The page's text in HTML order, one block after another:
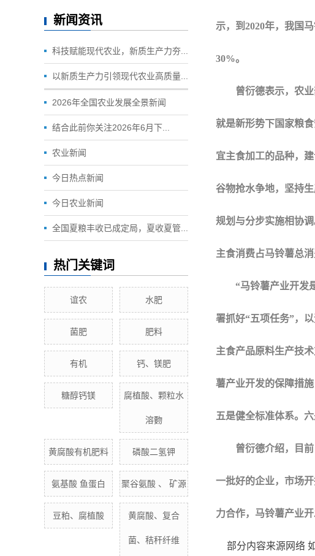
新闻资讯
科技赋能现代农业，新质生产力夯...
以新质生产力引领现代农业高质量...
2026年全国农业发展全景新闻
结合此前你关注2026年6月下...
农业新闻
今日热点新闻
今日农业新闻
全国夏粮丰收已成定局，夏收夏管...
热门关键词
谊农 水肥
菌肥 肥料
有机 钙、镁肥
糖醇钙镁 腐植酸、颗粒水
溶覅
黄腐酸有机肥料 磷酸二氢钾
氨基酸 鱼蛋白 聚谷氨酸 、 矿源
豆粕、腐植酸 黄腐酸、复合
菌、秸秆纤维
示，到2020年，我国
30%。
曾衍德表示，农业部
就是新形势下国家粮
宜主食加工的品种，
谷物抢水争地，坚持
规划与分步实施相协
主食消费占马铃薯总消
“马铃薯产业开发是
署抓好“五项任务”，
主食产品原料生产技
薯产业开发的保障措
五是健全标准体系。六
曾衍德介绍，目前
一批好的企业，市场
力合作，马铃薯产业
部分内容来源网络